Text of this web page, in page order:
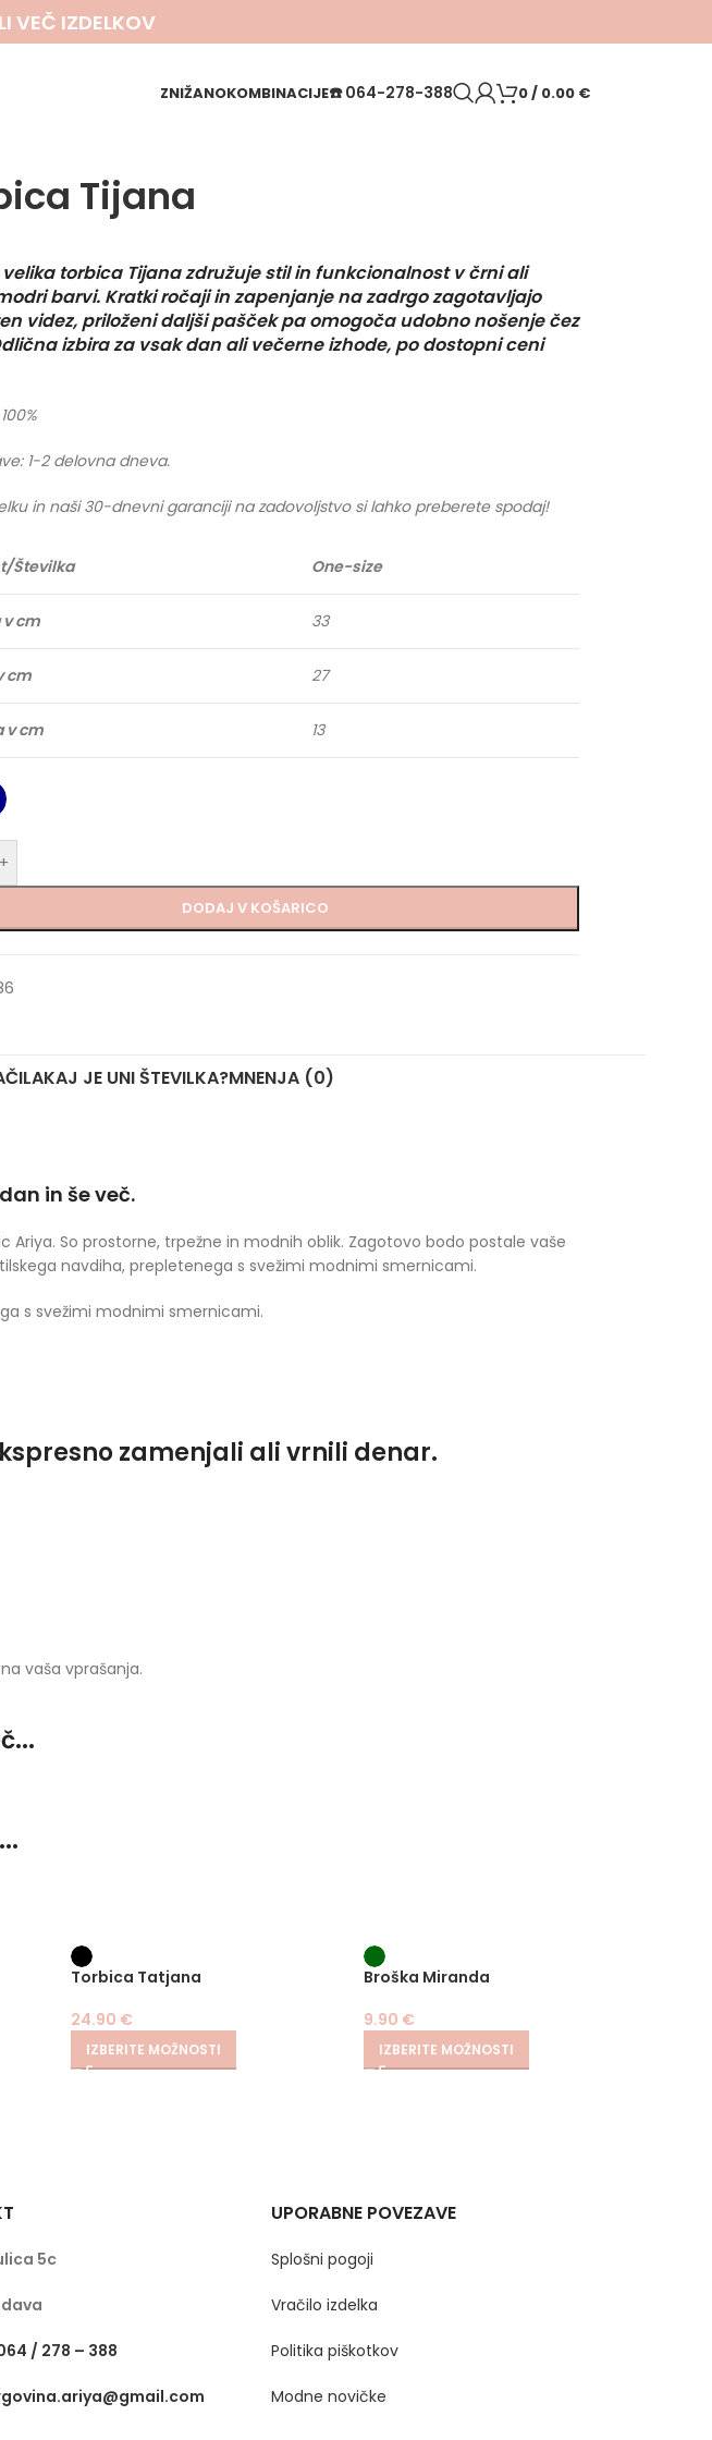
VEČ IZDELKOV
ZNIŽANOKOMBINACIJE☎️064-278-388 0/ 0.00 €
Tijana
velika torbica Tijana združuje stil in funkcionalnost v črni ali
barvi. Kratki ročaji in zapenjanje na zadrgo zagotavljajo
videz, priloženi daljši pašček pa omogoča udobno nošenje čez
izbira za vsak dan ali večerne izhode, po dostopni ceni
1-2 delovna dneva.
in naši 30-dnevni garanciji na zadovoljstvo si lahko preberete spodaj!
Številka One-size
v cm 33
cm 27
v cm 13
+
DODAJ V KOŠARICO
KAJ JE UNI ŠTEVILKA?MNENJA (0)
in še več.
So prostorne, trpežne in modnih oblik. Zagotovo bodo postale vaše
navdiha, prepletenega s svežimi modnimi smernicami.
s svežimi modnimi smernicami.
zamenjali ali vrnili denar.
vaša vprašanja.
Torbica Tatjana
24.90 €
IZBERITE MOŽNOSTI
Broška Miranda
9.90 €
IZBERITE MOŽNOSTI
5c
/ 278 – 388
UPORABNE POVEZAVE
Splošni pogoji
Vračilo izdelka
Politika piškotkov
Modne novičke